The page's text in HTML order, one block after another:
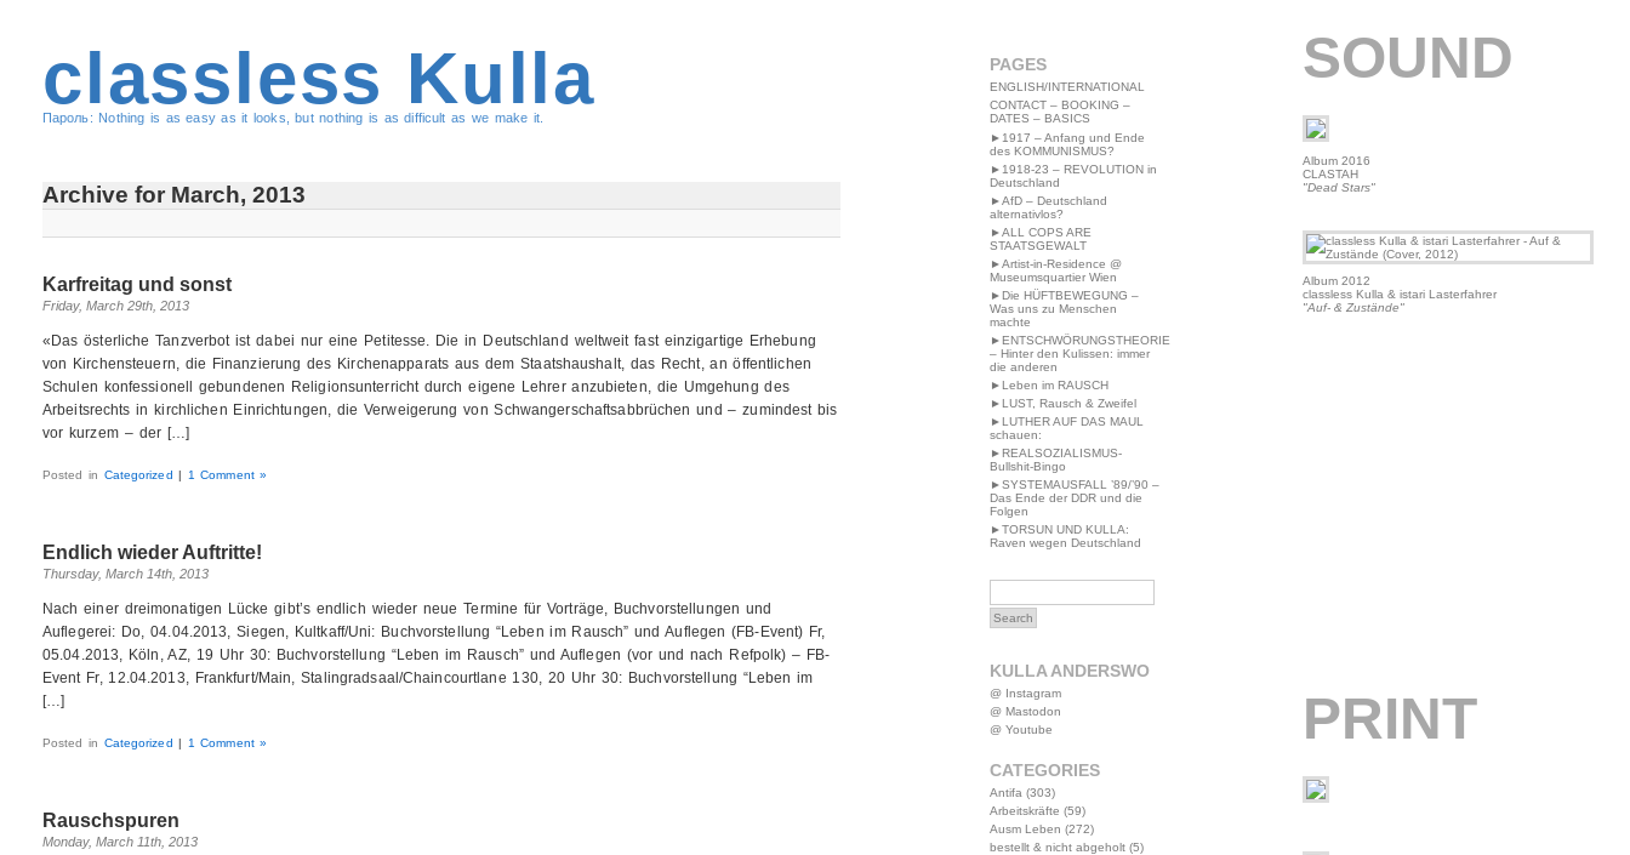
classless Kulla
Пароль: Nothing is as easy as it looks, but nothing is as difficult as we make it.
Archive for March, 2013
Karfreitag und sonst
Friday, March 29th, 2013
«Das österliche Tanzverbot ist dabei nur eine Petitesse. Die in Deutschland weltweit fast einzigartige Erhebung
von Kirchensteuern, die Finanzierung des Kirchenapparats aus dem Staatshaushalt, das Recht, an öffentlichen
Schulen konfessionell gebundenen Religionsunterricht durch eigene Lehrer anzubieten, die Umgehung des
Arbeitsrechts in kirchlichen Einrichtungen, die Verweigerung von Schwangerschaftsabbrüchen und – zumindest bis
vor kurzem – der […]
Posted in Categorized | 1 Comment »
Endlich wieder Auftritte!
Thursday, March 14th, 2013
Nach einer dreimonatigen Lücke gibt’s endlich wieder neue Termine für Vorträge, Buchvorstellungen und
Auflegerei: Do, 04.04.2013, Siegen, Kultkaff/Uni: Buchvorstellung “Leben im Rausch” und Auflegen (FB-Event) Fr,
05.04.2013, Köln, AZ, 19 Uhr 30: Buchvorstellung “Leben im Rausch” und Auflegen (vor und nach Refpolk) – FB-
Event Fr, 12.04.2013, Frankfurt/Main, Stalingradsaal/Chaincourtlane 130, 20 Uhr 30: Buchvorstellung “Leben im
[…]
Posted in Categorized | 1 Comment »
Rauschspuren
Monday, March 11th, 2013
PAGES
ENGLISH/INTERNATIONAL
CONTACT – BOOKING –
DATES – BASICS
►1917 – Anfang und Ende
des KOMMUNISMUS?
►1918-23 – REVOLUTION in
Deutschland
►AfD – Deutschland
alternativlos?
►ALL COPS ARE
STAATSGEWALT
►Artist-in-Residence @
Museumsquartier Wien
►Die HÜFTBEWEGUNG –
Was uns zu Menschen
machte
►ENTSCHWÖRUNGSTHEORIE
– Hinter den Kulissen: immer
die anderen
►Leben im RAUSCH
►LUST, Rausch & Zweifel
►LUTHER AUF DAS MAUL
schauen:
►REALSOZIALISMUS-
Bullshit-Bingo
►SYSTEMAUSFALL ’89/’90 –
Das Ende der DDR und die
Folgen
►TORSUN UND KULLA:
Raven wegen Deutschland
KULLA ANDERSWO
@ Instagram
@ Mastodon
@ Youtube
CATEGORIES
Antifa (303)
Arbeitskräfte (59)
Ausm Leben (272)
bestellt & nicht abgeholt(5)
SOUND
Album 2016
CLASTAH
"Dead Stars"
Album 2012
classless Kulla & istari Lasterfahrer
"Auf- & Zustände"
PRINT